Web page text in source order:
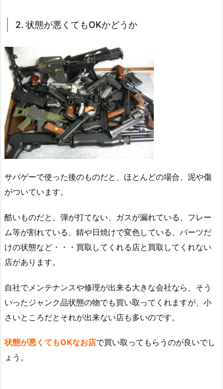
2. 状態が悪くてもOKかどうか
サバゲーで使った後のものだと、ほとんどの場合、泥や傷
がついています。
酷いものだと、弾が打てない、ガスが漏れている、フレー
ム等が割れている、錆や日焼けで変色している、パーツだ
けの状態など・・・買取してくれる店と買取してくれない
店があります。
自社でメンテナンスや修理が出来る大きな会社なら、そう
いったジャンク品状態の物でも買い取ってくれますが、小
さいところだとそれが出来ない店も多いのです。
状態が悪くてもOKなお店で買い取ってもらうのが良いでし
ょう。